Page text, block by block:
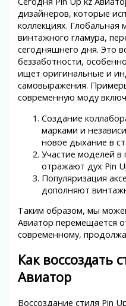
дизайнеров, которые
коллекциях.
винтажного гламура,
сегодняшнего дня. Это
беззаботности,
ищет оригинальные и
самовыражения.
современную моду
Создание
марками и
новое дыхание в
Участие моделей в
отражают дух Pin
Популяризация
дополняют
Таким образом, мы
Авиатор перемещается
современному,
Как воссоздать
Авиатор
Воссоздание стиля Pin